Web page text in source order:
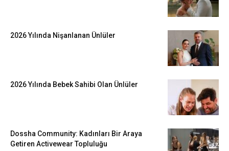
2026 Yılında Nişanlanan Ünlüler
2026 Yılında Bebek Sahibi Olan Ünlüler
Dossha Community: Kadınları Bir Araya
Getiren Activewear Topluluğu